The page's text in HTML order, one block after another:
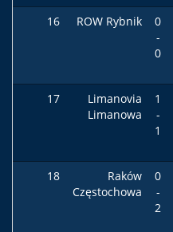
16 ROW Rybnik
0
-
0
17
Limanovia
Limanowa
1
-
1
18
Raków
Częstochowa
0
-
2